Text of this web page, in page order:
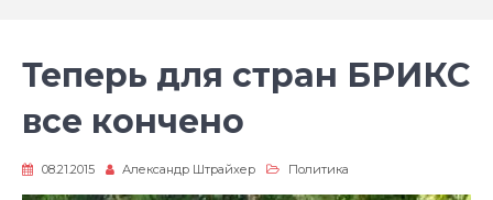
Теперь для стран БРИКС
все кончено
08.21.2015 Александр Штрайхер Политика